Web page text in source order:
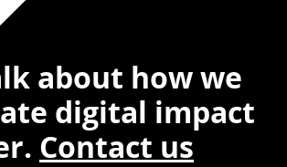
about how we
digital impact
Contact us